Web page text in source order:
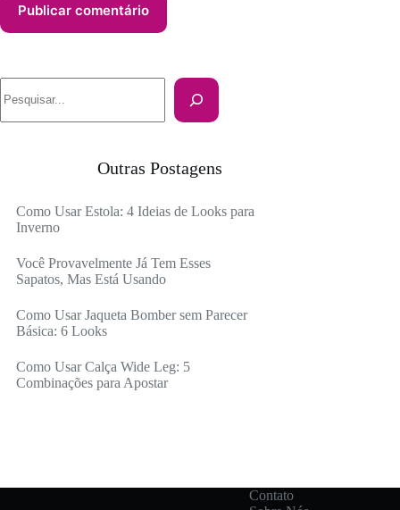
Publicar comentário
Pesquisar
Outras Postagens
Como Usar Estola: 4 Ideias de Looks para
Inverno
Você Provavelmente Já Tem Esses
Sapatos, Mas Está Usando
Como Usar Jaqueta Bomber sem Parecer
Básica: 6 Looks
Como Usar Calça Wide Leg: 5
Combinações para Apostar
Contato